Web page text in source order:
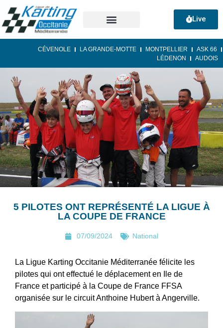
Live
CÉVENOLE LA GRANDE-MOTTE MONTPELLIER
ASK 66
LÉDENON
AUDOIS
5 PILOTES ONT REPRÉSENTÉ LA LIGUE À
LA COUPE DE FRANCE
07/09/2024 National
La Ligue Karting Occitanie Méditerranée félicite les
pilotes qui ont effectué le déplacement en Ile de
France et participé à la Coupe de France FFSA
organisée sur le circuit Anthoine Hubert à Angerville.